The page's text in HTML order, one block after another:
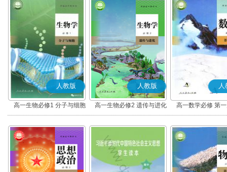
人教版
高一生物必修1 分子与细胞
人教版
高一生物必修2 遗传与进化
人
高一数学必修 第